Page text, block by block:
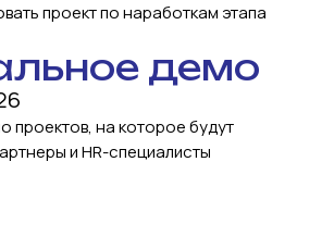
проект по наработкам этапа
демо
проектов, на которое будут
и HR-специалисты